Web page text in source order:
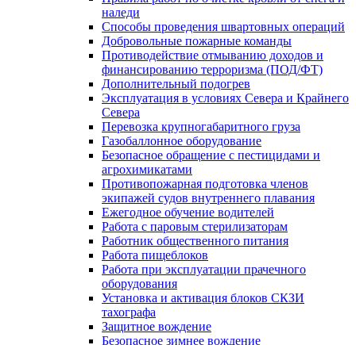
наледи
Способы проведения швартовных операций
Добровольные пожарные команды
Противодействие отмыванию доходов и
финансированию терроризма (ПОД/ФТ)
Дополнительный подогрев
Эксплуатация в условиях Севера и Крайнего
Севера
Перевозка крупногабаритного груза
Газобаллонное оборудование
Безопасное обращение с пестицидами и
агрохимикатами
Противопожарная подготовка членов
экипажей судов внутреннего плавания
Ежегодное обучение водителей
Работа с паровым стерилизаторам
Работник общественного питания
Работа пищеблоков
Работа при эксплуатации прачечного
оборудования
Установка и активация блоков СКЗИ
тахографа
Защитное вождение
Безопасное зимнее вождение